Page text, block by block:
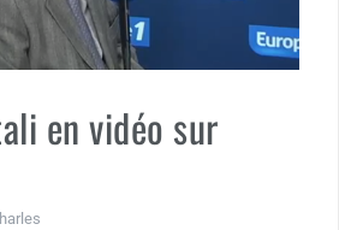
en vidéo sur